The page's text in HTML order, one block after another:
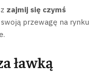
zajmij się czymś
przewagę na rynku
ławką